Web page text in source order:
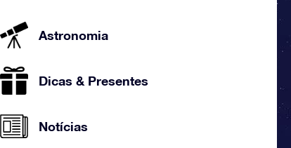
Astronomia
Dicas & Presentes
Notícias